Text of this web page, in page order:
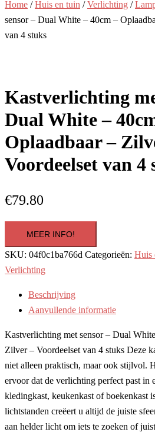
Home /Huis en tuin /Verlichting /
sensor – Dual White – 40cm –
van 4 stuks
Kastverlichting
Dual White –
Oplaadbaar –
Voordeelset van 4
€79.80
MEER INFO!
SKU: 04f0c1ba766d Categorieën: Huis
Verlichting
Beschrijving
Aanvullende informatie
Kastverlichting met sensor – Dual
Zilver – Voordeelset van 4 stuks Deze
niet alleen praktisch, maar ook stijlvol.
ervoor dat de verlichting perfect past in
kledingkast, keukenkast of boekenkast
lichtstanden creëert u altijd de juiste
aan helder licht om iets te zoeken of